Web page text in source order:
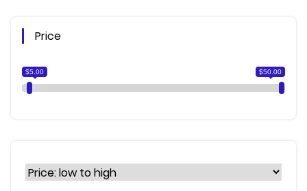
Price
$5.00 $50.00
Sort Products